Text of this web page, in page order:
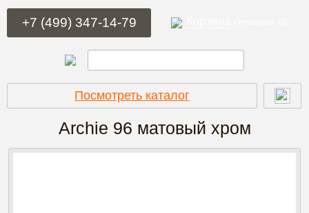
+7 (499) 347-14-79
Посмотреть каталог
Archie 96 матовый хром